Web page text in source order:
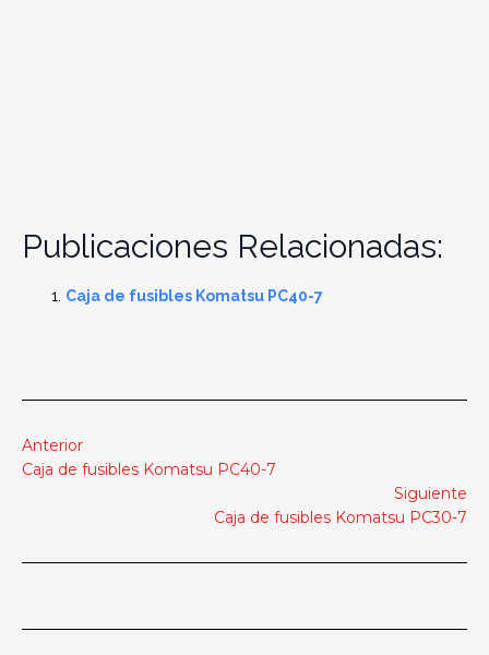
Publicaciones Relacionadas:
Caja de fusibles Komatsu PC40-7
Anterior
Caja de fusibles Komatsu PC40-7
Siguiente
Caja de fusibles Komatsu PC30-7